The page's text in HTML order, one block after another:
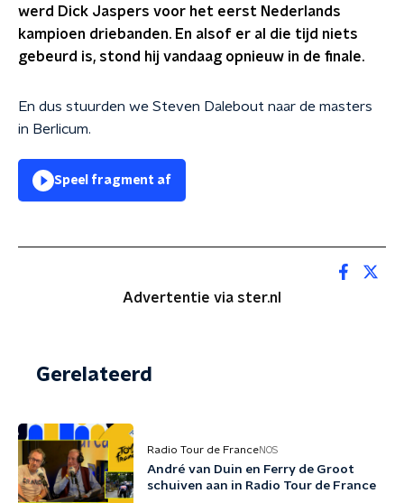
werd Dick Jaspers voor het eerst Nederlands
kampioen driebanden. En alsof er al die tijd niets
gebeurd is, stond hij vandaag opnieuw in de finale.
En dus stuurden we Steven Dalebout naar de masters
in Berlicum.
Speel fragment af
Advertentie via ster.nl
Gerelateerd
Radio Tour de FranceNOS
André van Duin en Ferry de Groot
schuiven aan in Radio Tour de France